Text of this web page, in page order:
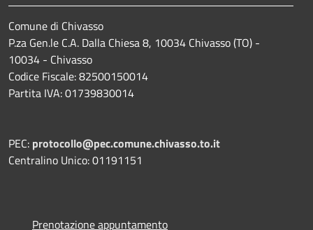
Comune di Chivasso
P.za Gen.le C.A. Dalla Chiesa 8, 10034 Chivasso (TO) -
10034 - Chivasso
Codice Fiscale: 82500150014
Partita IVA: 01739830014
PEC: protocollo@pec.comune.chivasso.to.it
Centralino Unico: 01191151
Prenotazione appuntamento